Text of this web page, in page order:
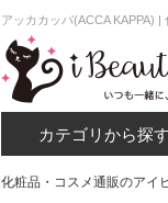
アッカカッパ(ACCA KAPPA)
カテゴリから探す
化粧品・コスメ通販のアイ